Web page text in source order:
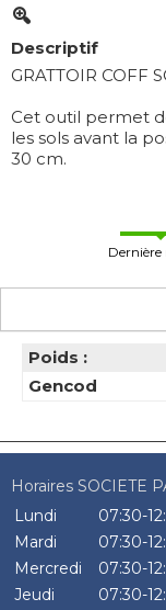
Descriptif
GRATTOIR COFF
Cet outil permet
les sols avant la
30 cm.
Poids :
Gencod
Horaires SOCIETE
Lundi
07:30-
Mardi
07:30-
Mercredi
07:30-
Jeudi
07:30-